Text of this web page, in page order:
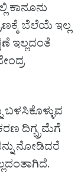
ಕಾನೂನು
ಬೆಲೆಯೆ ಇಲ್ಲ
ಇಲ್ಲದಂತೆ
ಬಳಸಿಕೊಳ್ಳುವ
ದಿಗ್ಬ್ರಮೆಗೆ
ನೋಡಿದರೆ